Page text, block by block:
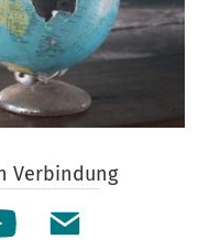
Verbindung